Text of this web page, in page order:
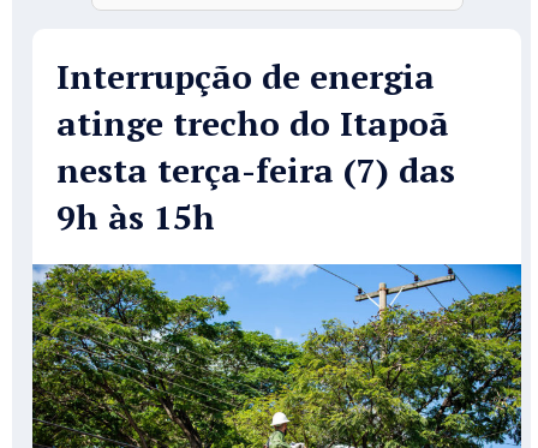
Interrupção de energia
atinge trecho do Itapoã
nesta terça-feira (7) das
9h às 15h